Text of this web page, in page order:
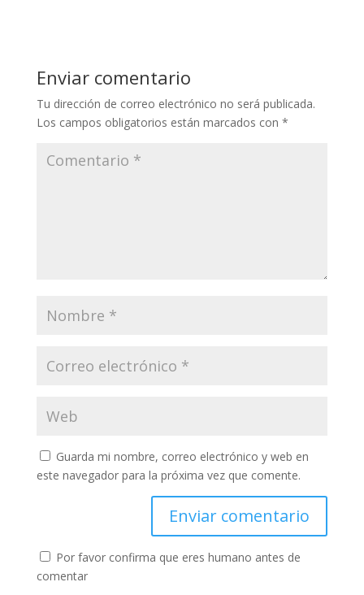
Enviar comentario
Tu dirección de correo electrónico no será publicada.
Los campos obligatorios están marcados con *
Guarda mi nombre, correo electrónico y web en
este navegador para la próxima vez que comente.
Por favor confirma que eres humano antes de
comentar